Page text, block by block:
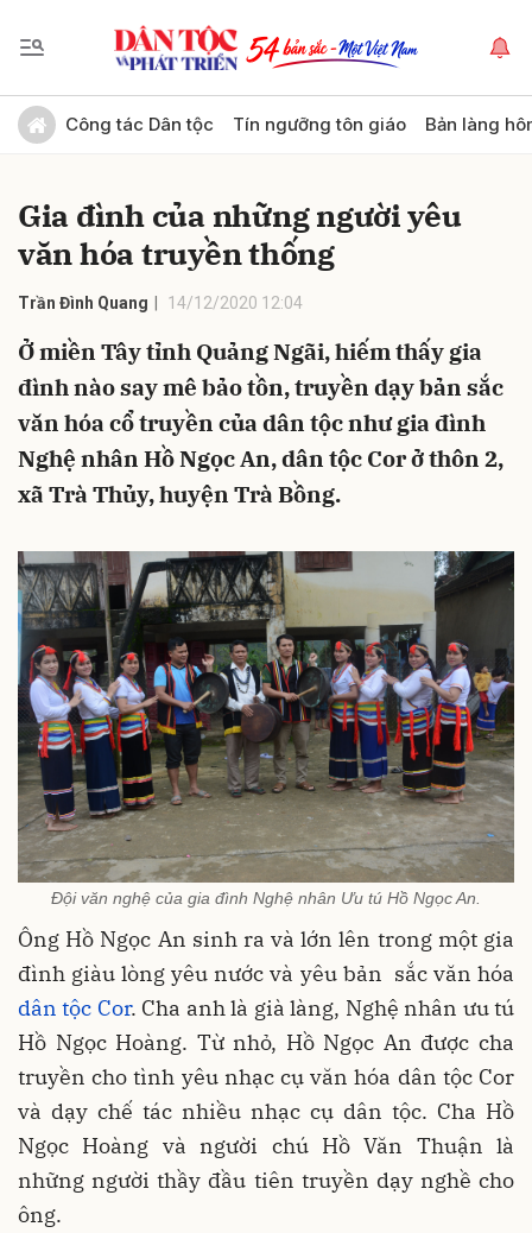
Công tác Dân tộc Tín ngưỡng tôn giáo Bản làng
Gia đình của những người yêu
văn hóa truyền thống
Trần Đình Quang 14/12/2020 12:04
Ở miền Tây tỉnh Quảng Ngãi, hiếm thấy gia
đình nào say mê bảo tồn, truyền dạy bản sắc
văn hóa cổ truyền của dân tộc như gia đình
Nghệ nhân Hồ Ngọc An, dân tộc Cor ở thôn 2,
xã Trà Thủy, huyện Trà Bồng.
Đội văn nghệ của gia đình Nghệ nhân Ưu tú Hồ Ngọc An.
Ông Hồ Ngọc An sinh ra và lớn lên trong một gia
đình giàu lòng yêu nước và yêu bản sắc văn hóa
dân tộc Cor. Cha anh là già làng, Nghệ nhân ưu tú
Hồ Ngọc Hoàng. Từ nhỏ, Hồ Ngọc An được cha
truyền cho tình yêu nhạc cụ văn hóa dân tộc Cor
và dạy chế tác nhiều nhạc cụ dân tộc. Cha Hồ
Ngọc Hoàng và người chú Hồ Văn Thuận là
những người thầy đầu tiên truyền dạy nghề cho
ông.
Gửi bình luận
Hủy Gửi